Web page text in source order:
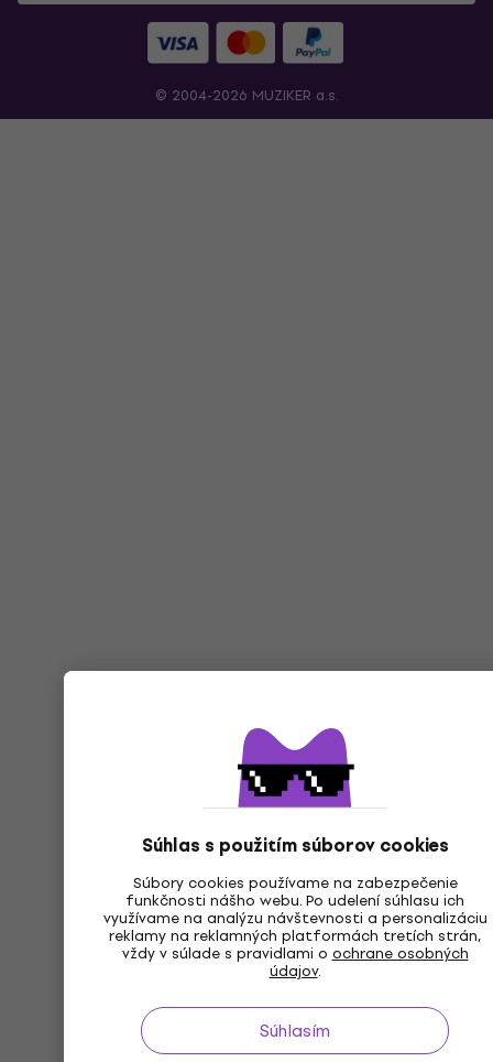
Súhlas s použitím súborov cookies
Súbory cookies používame na zabezpečenie
funkčnosti nášho webu. Po udelení súhlasu ich
využívame na analýzu návštevnosti a personalizáciu
reklamy na reklamných platformách tretích strán,
vždy v súlade s pravidlami o ochrane osobných
údajov.
Súhlasím
© 2004-2026 MUZIKER a.s.